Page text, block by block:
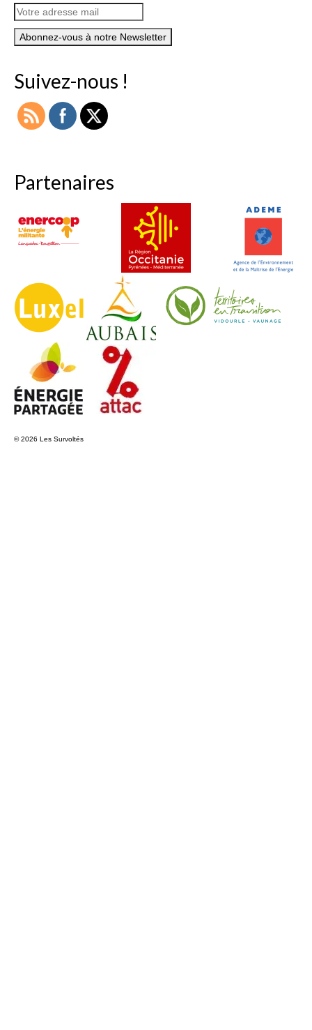
Suivez-nous !
Partenaires
© 2026 Les Survoltés